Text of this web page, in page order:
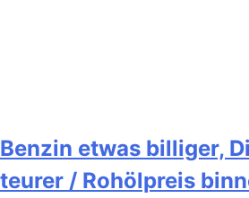
Benzin etwas billiger,
teurer / Rohölpreis